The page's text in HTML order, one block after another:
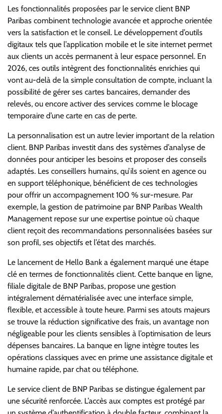
Les fonctionnalités proposées par le service client BNP
Paribas combinent technologie avancée et approche orientée
vers la satisfaction et le conseil. Le développement d’outils
digitaux tels que l’application mobile et le site internet permet
aux clients un accès permanent à leur espace personnel. En
2026, ces outils intègrent des fonctionnalités enrichies qui
vont au-delà de la simple consultation de compte, incluant la
possibilité de gérer ses cartes bancaires, demander des
relevés, ou encore activer des services comme le blocage
temporaire d’une carte en cas de perte.
La personnalisation est un autre levier important de la relation
client. BNP Paribas investit dans des systèmes d’analyse de
données pour anticiper les besoins et proposer des conseils
adaptés. Les conseillers humains, qu’ils soient en agence ou
en support téléphonique, bénéficient de ces technologies
pour offrir un accompagnement 100 % sur-mesure. Par
exemple, la gestion de patrimoine par BNP Paribas Wealth
Management repose sur une expertise pointue où chaque
client reçoit des recommandations personnalisées basées sur
son profil, ses objectifs et l’état des marchés.
Le lancement de Hello Bank a également marqué une étape
clé en termes de fonctionnalités client. Cette banque en ligne,
filiale digitale de BNP Paribas, propose une gestion
intégralement dématérialisée avec une interface simple,
flexible, et accessible à toute heure. Parmi ses atouts majeurs
se trouve la réduction significative des frais, un avantage non
négligeable pour les clients sensibles à l’optimisation de leurs
dépenses bancaires. La banque en ligne intègre toutes les
opérations classiques avec en prime une assistance digitale et
humaine rapide, par chat ou téléphone.
Le service client de BNP Paribas se distingue également par
une sécurité renforcée. L’accès aux comptes est protégé par